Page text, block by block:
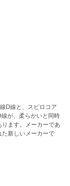
D線と、スピロコア
が、柔らかいと同時
ます。メーカーであ
新しいメーカーで